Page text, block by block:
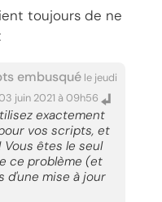
toujours de ne
embusqué le jeudi
juin 2021 à 09h56
exactement
vos scripts, et
Vous êtes le seul
ce problème (et
d'une mise à jour